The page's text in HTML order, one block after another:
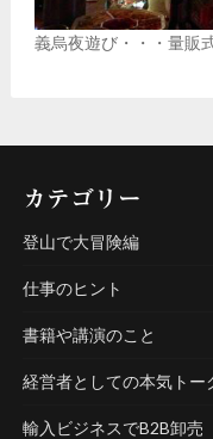
義烏夜遊び・・・量販
カテゴリー
登山で大冒険編
仕事のヒント
書籍や講演のこと
経営者としての本気トー
輸入ビジネスでB2B卸売